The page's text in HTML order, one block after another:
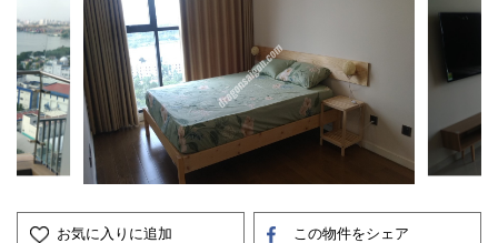
お気に入りに追加 この物件をシェア